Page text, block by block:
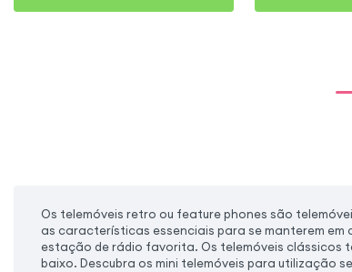
Os telemóveis retro ou feature phones são
as características essenciais para se manterem
estação de rádio favorita. Os telemóveis clássicos
baixo. Descubra os mini telemóveis para utilização